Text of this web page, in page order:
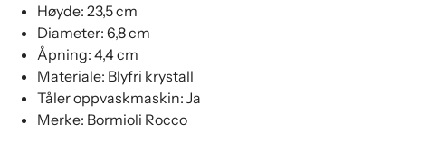
Høyde: 23,5 cm
Diameter: 6,8 cm
Åpning: 4,4 cm
Materiale: Blyfri krystall
Tåler oppvaskmaskin: Ja
Merke: Bormioli Rocco